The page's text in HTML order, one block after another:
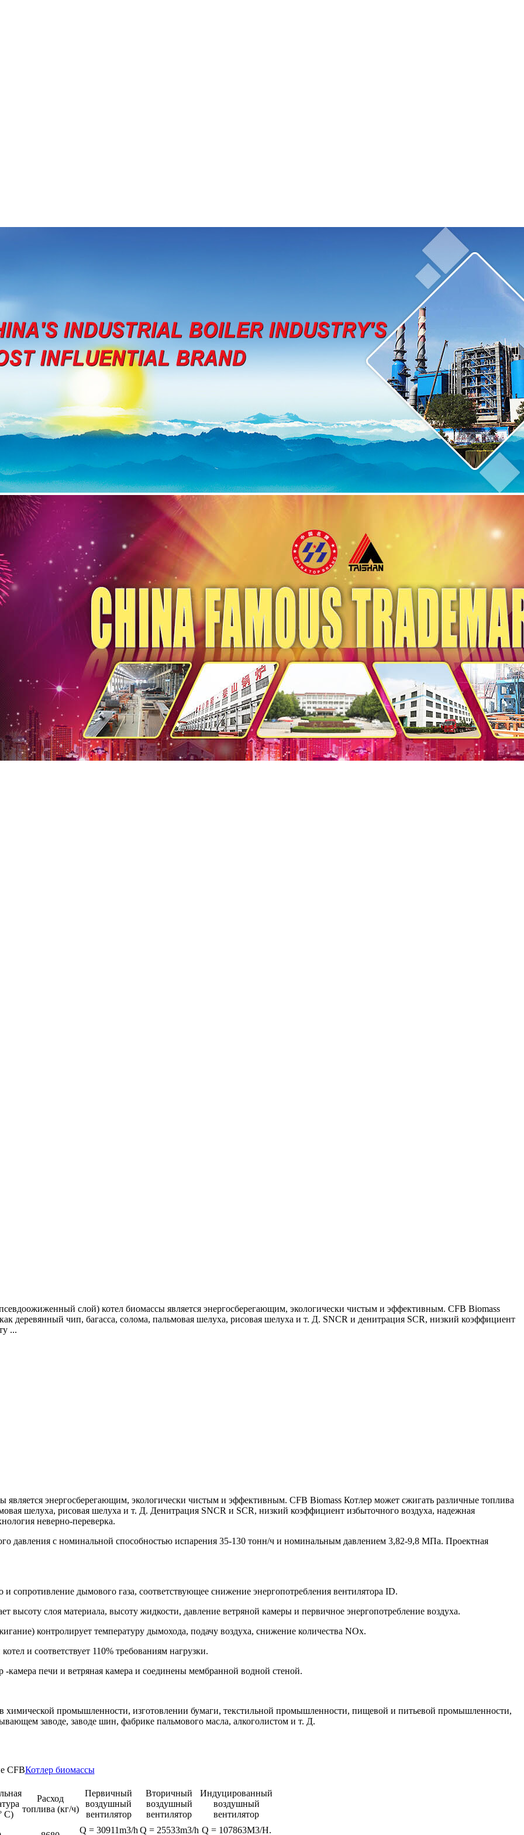
слой) котел биомассы является энергосберегающим, экологически чистым и эффективным. CFB Biomass
деревянный чип, багасса, солома, пальмовая шелуха, рисовая шелуха и т. Д. SNCR и денитрация SCR, низкий коэффициент
...
энергосберегающим, экологически чистым и эффективным. CFB Biomass Котлер может сжигать различные топлива
шелуха, рисовая шелуха и т. Д. Денитрация SNCR и SCR, низкий коэффициент избыточного воздуха, надежная
неверно-переверка.
давления с номинальной способностью испарения 35-130 тонн/ч и номинальным давлением 3,82-9,8 МПа. Проектная
сопротивление дымового газа, соответствующее снижение энергопотребления вентилятора ID.
высоту слоя материала, высоту жидкости, давление ветряной камеры и первичное энергопотребление воздуха.
контролирует температуру дымохода, подачу воздуха, снижение количества NOx.
и соответствует 110% требованиям нагрузки.
камера печи и ветряная камера и соединены мембранной водной стеной.
химической промышленности, изготовлении бумаги, текстильной промышленности, пищевой и питьевой промышленности,
заводе, заводе шин, фабрике пальмового масла, алкоголистом и т. Д.
CFBКотлер биомассы
C)
Расход
топлива (кг/ч)
Первичный
воздушный
вентилятор
Вторичный
воздушный
вентилятор
Индуцированный
воздушный
вентилятор
Q = 30911m3/h Q = 25533m3/h Q = 107863M3/H.